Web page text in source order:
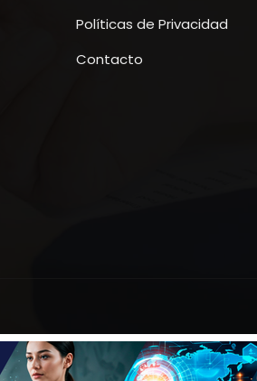
Políticas de Privacidad
Contacto